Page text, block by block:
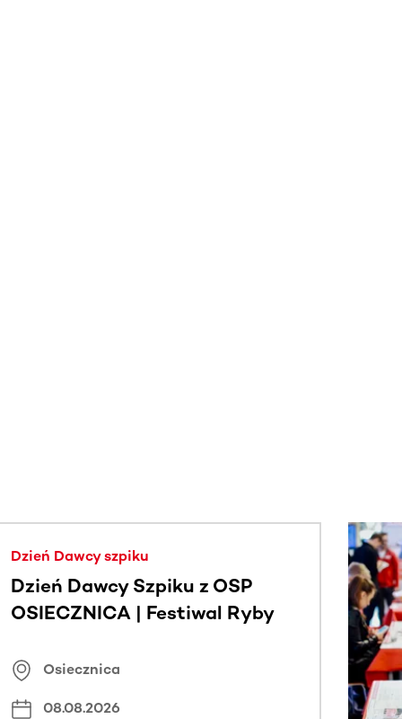
Dzień Dawcy szpiku
Dzień Dawcy Szpiku z OSP
OSIECZNICA | Festiwal Ryby
Osiecznica
08.08.2026